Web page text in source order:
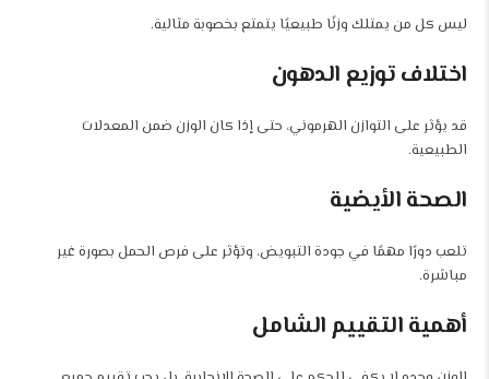
ليس كل من يمتلك وزنًا طبيعيًا يتمتع بخصوبة مثالية.
اختلاف توزيع الدهون
قد يؤثر على التوازن الهرموني، حتى إذا كان الوزن ضمن المعدلات
الطبيعية.
الصحة الأيضية
تلعب دورًا مهمًا في جودة التبويض، وتؤثر على فرص الحمل بصورة غير
مباشرة.
أهمية التقييم الشامل